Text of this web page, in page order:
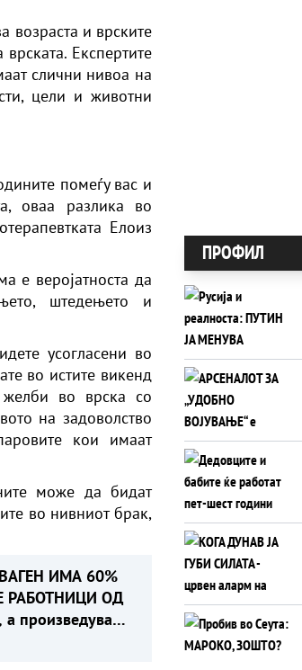
возраста и врските
Експертите
слични нивоа на
цели и животни
помеѓу вас и
оваа разлика во
Елоиз
е веројатноста да
штедењето и
усогласени во
во истите викенд
во врска со
на задоволство
кои имаат
може да бидат
во нивниот брак,
ИМА 60%
РАБОТНИЦИ ОД
а произведува
ПРОФИЛ